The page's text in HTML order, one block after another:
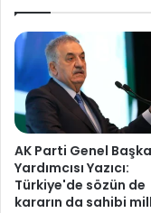
AK Parti Genel
Yardımcısı Yazıcı:
Türkiye'de sözün de
kararın da sahibi